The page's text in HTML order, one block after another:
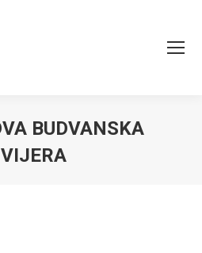
BUDVANSKA